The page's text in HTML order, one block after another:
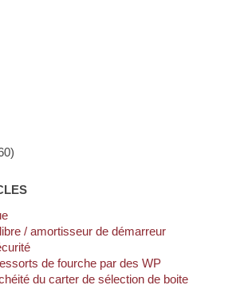
libre / amortisseur de démarreur
de fourche par des WP
du carter de sélection de boite